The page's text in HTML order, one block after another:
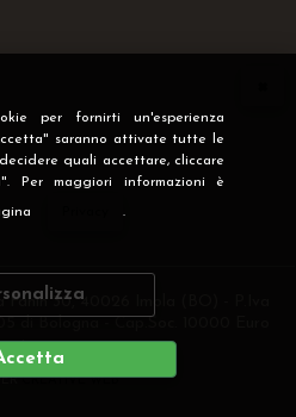
per fornirti un'esperienza
saranno attivate tutte le
quali accettare, cliccare
Per maggiori informazioni è
.
Fanin 30, 40026 Imola (BO) - P.Iva
i.v
CREATIVE WEB